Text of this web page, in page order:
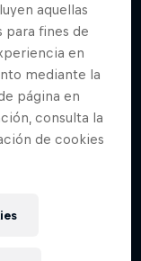
aquellas
para fines de
en
mediante la
página en
consulta la
de cookies